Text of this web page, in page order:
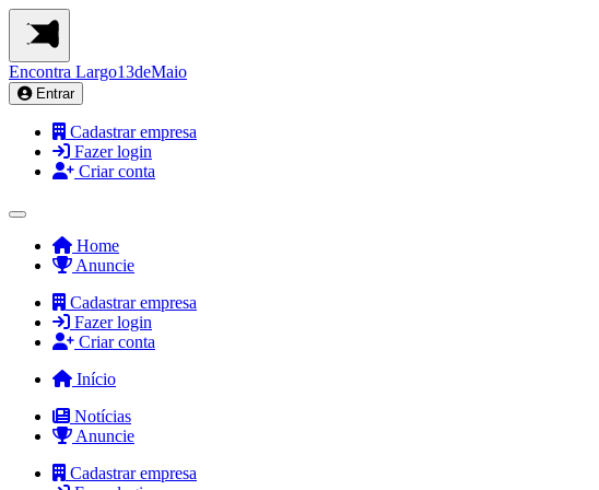
Encontra Largo13deMaio
Entrar
Cadastrar empresa
Fazer login
Criar conta
Home
Anuncie
Cadastrar empresa
Fazer login
Criar conta
Início
Notícias
Anuncie
Cadastrar empresa